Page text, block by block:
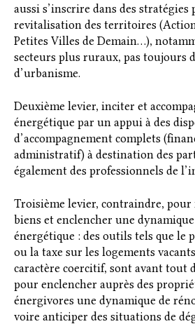
aussi s’inscrire dans des stratégies
revitalisation des territoires
Petites Villes de Demain…),
secteurs plus ruraux, pas toujours
d’urbanisme.
Deuxième levier, inciter et
énergétique par un appui à des
d’accompagnement complets
administratif) à destination des
également des professionnels de
Troisième levier, contraindre, pour
biens et enclencher une
énergétique : des outils tels que le
ou la taxe sur les logements
caractère coercitif, sont avant tout
pour enclencher auprès des
énergivores une dynamique de
voire anticiper des situations de